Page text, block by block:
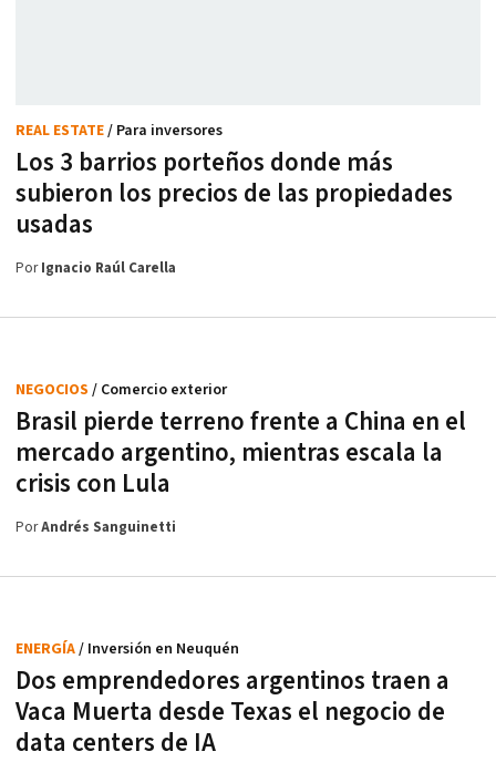
Los 3 barrios porteños donde más
subieron los precios de las propiedades
usadas
REAL ESTATE/ Para inversores
PorIgnacio Raúl Carella
Brasil pierde terreno frente a China en el
mercado argentino, mientras escala la
crisis con Lula
NEGOCIOS / Comercio exterior
PorAndrés Sanguinetti
Dos emprendedores argentinos traen a
Vaca Muerta desde Texas el negocio de
data centers de IA
ENERGÍA/ Inversión en Neuquén